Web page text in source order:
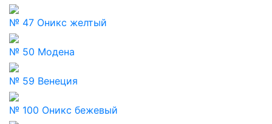
№ 47 Оникс желтый
№ 50 Модена
№ 59 Венеция
№ 100 Оникс бежевый